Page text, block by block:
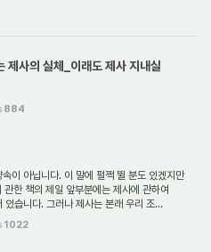
제사의 실체_이래도 제사 지내실
884
이 아닙니다. 이 말에 펄쩍 뛸 분도 있겠지만
한 책의 제일 앞부분에는 제사에 관하여
습니다. 그러나 제사는 본래 우리 조...
1022